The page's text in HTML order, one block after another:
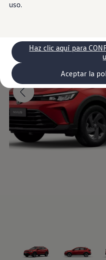
uso.
Aceptar la
Haz clic aquí para
Volkswagen Recall
Campaña Recall -
Garantías
Garantía auto
Garantía
Tengo un VW
Consejos y Cuidados
VW Store
Noticias
Nivus,
quienes
Lo